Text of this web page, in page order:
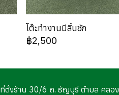
โต๊ะทำงานมีลิ้นชัก
฿2,500
ที่ตั้งร้าน 30/6 ถ. ธัญบุรี ตำบล คลอง